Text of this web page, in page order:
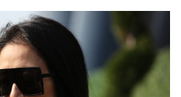
podrobnosti iz zgodovine
oboževano modno znamko.